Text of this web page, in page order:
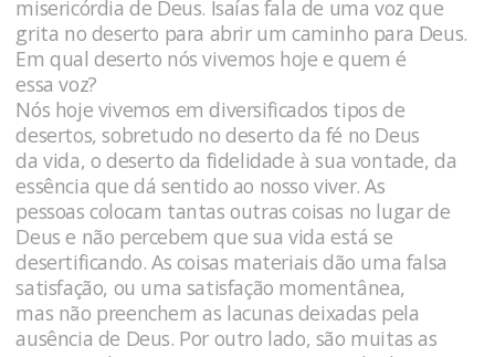
misericórdia de Deus. Isaías fala de uma voz que
grita no deserto para abrir um caminho para Deus.
Em qual deserto nós vivemos hoje e quem é
essa voz?
Nós hoje vivemos em diversificados tipos de
desertos, sobretudo no deserto da fé no Deus
da vida, o deserto da fidelidade à sua vontade, da
essência que dá sentido ao nosso viver. As
pessoas colocam tantas outras coisas no lugar de
Deus e não percebem que sua vida está se
desertificando. As coisas materiais dão uma falsa
satisfação, ou uma satisfação momentânea,
mas não preenchem as lacunas deixadas pela
ausência de Deus. Por outro lado, são muitas as